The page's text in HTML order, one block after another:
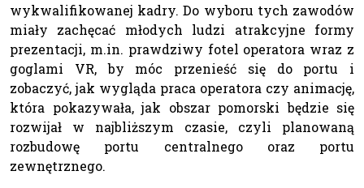
wykwalifikowanej kadry. Do wyboru tych zawodów
miały zachęcać młodych ludzi atrakcyjne formy
prezentacji, m.in. prawdziwy fotel operatora wraz z
goglami VR, by móc przenieść się do portu i
zobaczyć, jak wygląda praca operatora czy animację,
która pokazywała, jak obszar pomorski będzie się
rozwijał w najbliższym czasie, czyli planowaną
rozbudowę portu centralnego oraz portu
zewnętrznego.